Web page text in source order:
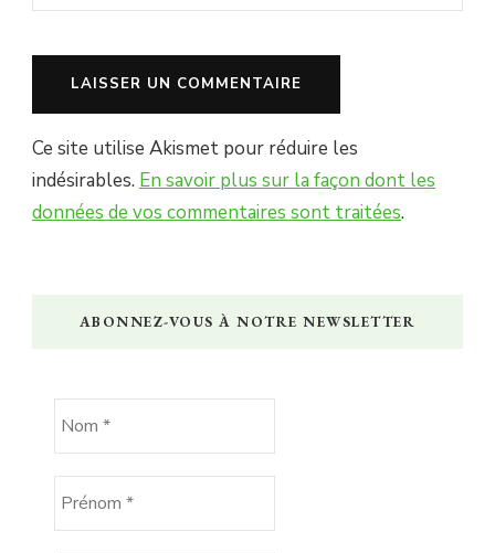
Ce site utilise Akismet pour réduire les
indésirables. En savoir plus sur la façon dont les
données de vos commentaires sont traitées.
ABONNEZ-VOUS À NOTRE NEWSLETTER